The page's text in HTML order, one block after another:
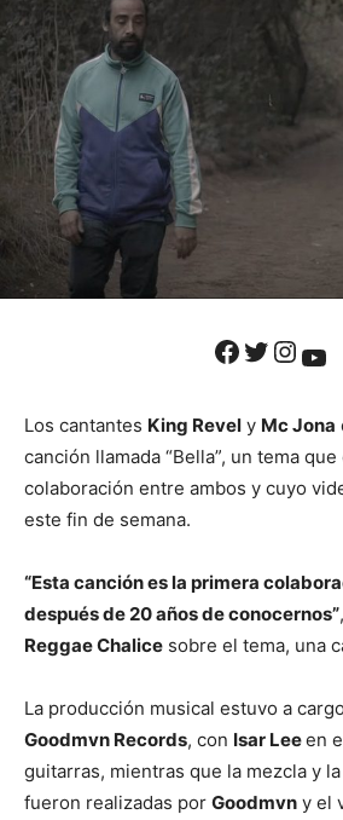
Facebook Twitter Instagram YouTube
Los cantantes King Revel y Mc Jona
canción llamada “Bella”, un tema
colaboración entre ambos y cuyo
este fin de semana.
“Esta canción es la primera
después de 20 años de conocernos”
Reggae Chalice sobre el tema, una
La producción musical estuvo a
Goodmvn Records, con Isar Leeen
guitarras, mientras que la mezcla y
fueron realizadas por Goodmvn y el